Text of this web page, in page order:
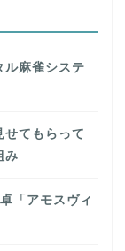
ル麻雀システ
てもらって
み
「アモスヴィ